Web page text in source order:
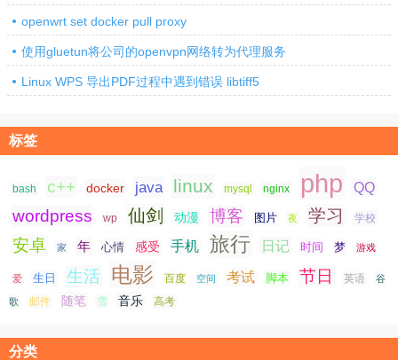
openwrt set docker pull proxy
使用gluetun将公司的openvpn网络转为代理服务
Linux WPS 导出PDF过程中遇到错误 libtiff5
标签
bash c++ docker java linux mysql nginx php QQ
wordpress wp 仙剑 动漫 博客 图片 夜 学习 学校
安卓 家 年 心情 感受 手机 旅行 日记 时间 梦 游戏
爱 生日 生活 电影 百度 空间 考试 脚本 节日 英语 谷
歌 邮件 随笔 雪 音乐 高考
分类